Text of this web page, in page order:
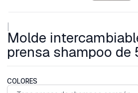
Molde
prensa shampoo de
COLORES